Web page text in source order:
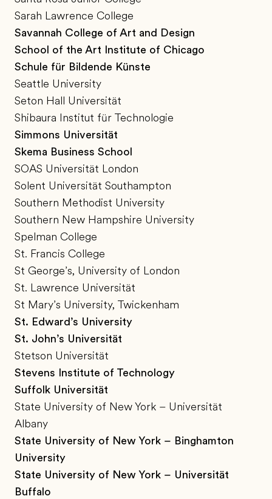
Sarah Lawrence College
Savannah College of Art and Design
School of the Art Institute of Chicago
Schule für Bildende Künste
Seattle University
Seton Hall Universität
Shibaura Institut für Technologie
Simmons Universität
Skema Business School
SOAS Universität London
Solent Universität Southampton
Southern Methodist University
Southern New Hampshire University
Spelman College
St. Francis College
St George’s, University of London
St. Lawrence Universität
St Mary’s University, Twickenham
St. Edward’s University
St. John’s Universität
Stetson Universität
Stevens Institute of Technology
Suffolk Universität
State University of New York – Universität
Albany
State University of New York – Binghamton
University
State University of New York – Universität
Buffalo